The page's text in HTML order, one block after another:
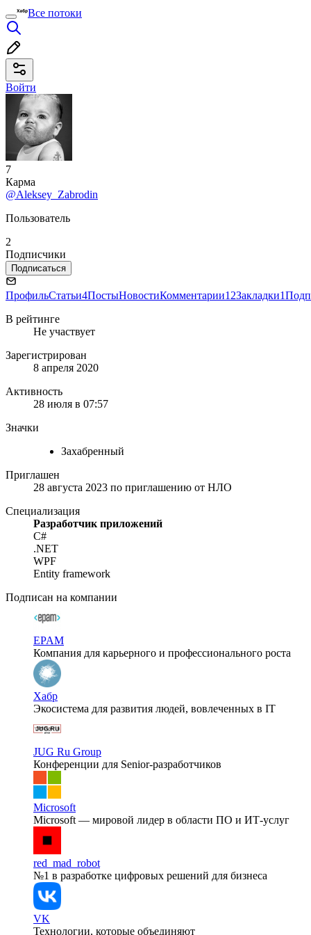
Все потоки
Войти
7
Карма
@Aleksey_Zabrodin
Пользователь
2
Подписчики
Подписаться
ПрофильСтатьи4ПостыНовостиКомментарии12Закладки1
В рейтинге
Не участвует
Зарегистрирован
8 апреля 2020
Активность
28 июля в 07:57
Значки
Захабренный
Приглашен
28 августа 2023 по приглашению от НЛО
Специализация
Разработчик приложений
C#
.NET
WPF
Entity framework
Подписан на компании
EPAM
Компания для карьерного и профессионального роста
Хабр
Экосистема для развития людей, вовлеченных в IT
JUG Ru Group
Конференции для Senior-разработчиков
Microsoft
Microsoft — мировой лидер в области ПО и ИТ-услуг
red_mad_robot
№1 в разработке цифровых решений для бизнеса
VK
Технологии, которые объединяют